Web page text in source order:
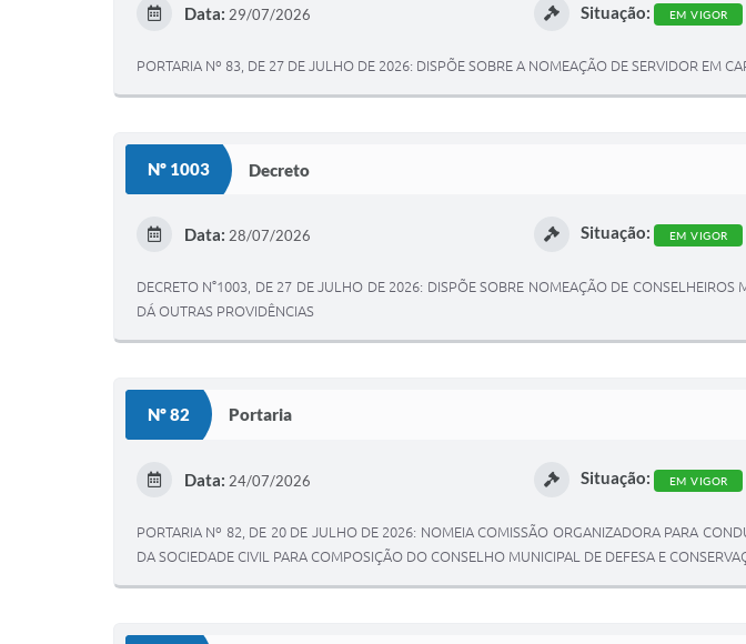
Data: 29/07/2026 Situação: EM VIGOR
PORTARIA Nº 83, DE 27 DE JULHO DE 2026: DISPÕE SOBRE A NOMEAÇÃO DE SERVIDOR EM
Nº 1003 Decreto
Data: 28/07/2026 Situação: EM VIGOR
DECRETO N°1003, DE 27 DE JULHO DE 2026: DISPÕE SOBRE NOMEAÇÃO DE
DÁ OUTRAS PROVIDÊNCIAS
Nº 82 Portaria
Data: 24/07/2026 Situação: EM VIGOR
PORTARIA Nº 82, DE 20 DE JULHO DE 2026: NOMEIA COMISSÃO ORGANIZADORA PARA
DA SOCIEDADE CIVIL PARA COMPOSIÇÃO DO CONSELHO MUNICIPAL DE DEFESA E